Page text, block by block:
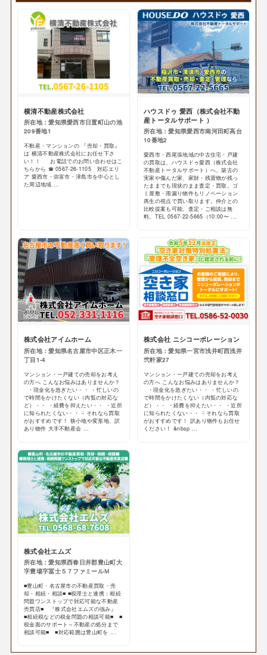
横清不動産株式会社
所在地：愛知県愛西市日置町山の池
209番地1
不動産・マンションの 『売却・買取』
は 横清不動産株式会社にお任せ下さ
い！！ お電話でのお問い合わせはこ
ちらから ☎ 0567-26-1105 対応エリ
ア 愛西市・弥富市・津島市を中心とし
た周辺地域 ...
ハウスドゥ 愛西（株式会社不動
産トータルサポート ）
所在地：愛知県愛西市南河田町高台
10番地2
愛西市・西尾張地域の中古住宅・戸建
の買取は、ハウスドゥ愛西（株式会社
不動産トータルサポート）へ。築古の
実家や傷んだ家、家財・残置物が残っ
たままでも現状のまま査定・買取。ゴ
ミ屋敷・雨漏り物件もリノベーション
再生の視点で買い取ります。仲介との
比較提案も可能。査定・ご相談は無
料。TEL 0567-22-5665（10:00〜 ...
株式会社アイムホーム
所在地：愛知県名古屋市中区正木一
丁目1-4
マンション・一戸建ての売却をお考え
の方へ こんなお悩みはありませんか？
・現金化を急ぎたい・・ ・忙しいの
で時間をかけたくない（内覧の対応な
ど）・・ ・経費を抑えたい・・ ・近所
に知られたくない・・ ☟ それなら買取
がおすすめです！ 狭小地や変形地、訳
あり物件 大手不動産会 ...
株式会社 ニシコーポレーション
所在地：愛知県一宮市浅井町西浅井
弐軒家27
マンション・一戸建ての売却をお考え
の方へ こんなお悩みはありませんか？
・現金化を急ぎたい・・ ・忙しいの
で時間をかけたくない（内覧の対応な
ど）・・ ・経費を抑えたい・・ ・近所
に知られたくない・・ ☟ それなら買取
がおすすめです！ 訳あり物件もお任せ
ください！ &nbsp ...
株式会社エムズ
所在地：愛知県西春日井郡豊山町大
字豊場字冨士５７ファミールＭ
■豊山町・名古屋市の不動産買取・売
却・相続・相談■ ■税理士と連携：相続
問題ワンストップで対応可能な不動産
売買店■ 『株式会社エムズの強み』
■相続税などの税金問題の相談可能■ ■
税金面のサポート～不動産の処分まで
相談可能■ ■対応範囲は豊山町を ...